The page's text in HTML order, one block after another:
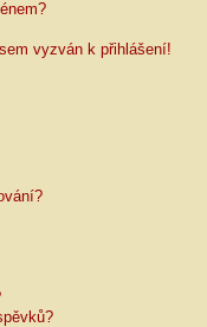
vyzván k přihlášení!